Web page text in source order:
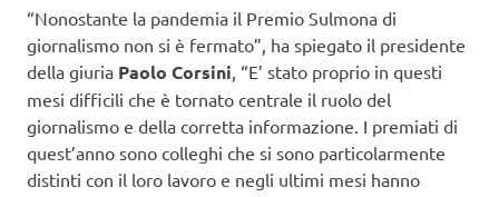
“Nonostante la pandemia il Premio Sulmona di
giornalismo non si è fermato”, ha spiegato il presidente
della giuria Paolo Corsini , “E’ stato proprio in questi
mesi difficili che è tornato centrale il ruolo del
giornalismo e della corretta informazione. I premiati di
quest’anno sono colleghi che si sono particolarmente
distinti con il loro lavoro e negli ultimi mesi hanno